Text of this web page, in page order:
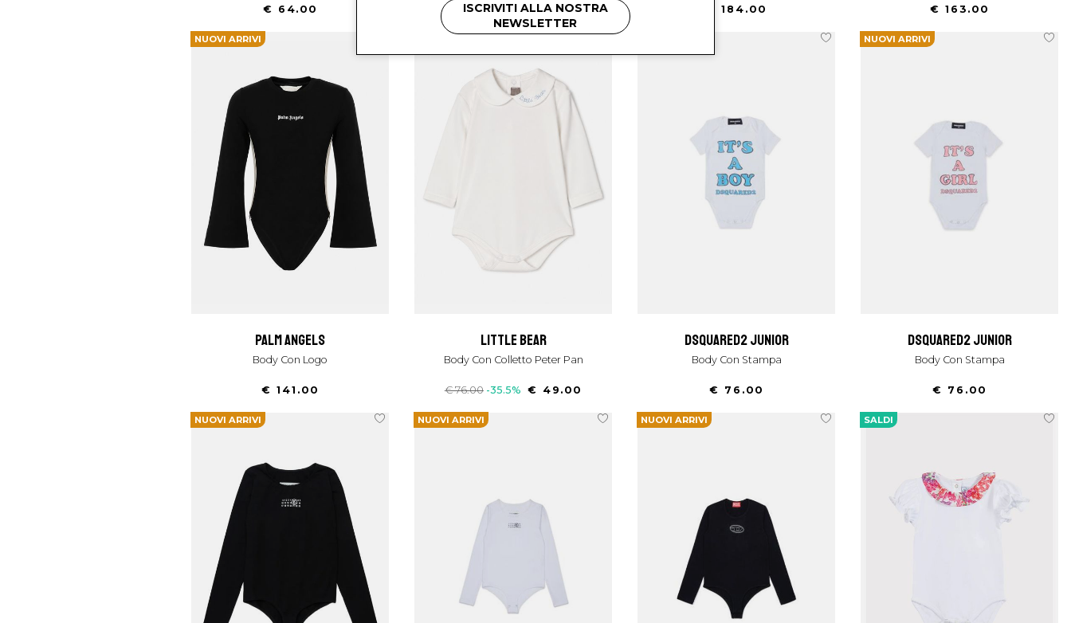
€ 64.00 € 246.00 € 184.00 € 163.00
NUOVI ARRIVI
palm angels
Body Con Logo
€ 141.00
little bear
Body Con Colletto Peter Pan
€ 76.00 -35.5% € 49.00
dsquared2 junior
Body Con Stampa
€ 76.00
NUOVI ARRIVI
dsquared2 junior
Body Con Stampa
€ 76.00
NUOVI ARRIVI NUOVI ARRIVI NUOVI ARRIVI SALDI
ISCRIVITI ALLA NOSTRA
NEWSLETTER